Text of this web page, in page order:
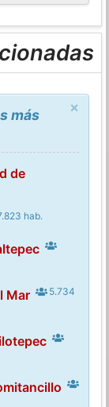
×
más
de
hab.
Mar
5.734